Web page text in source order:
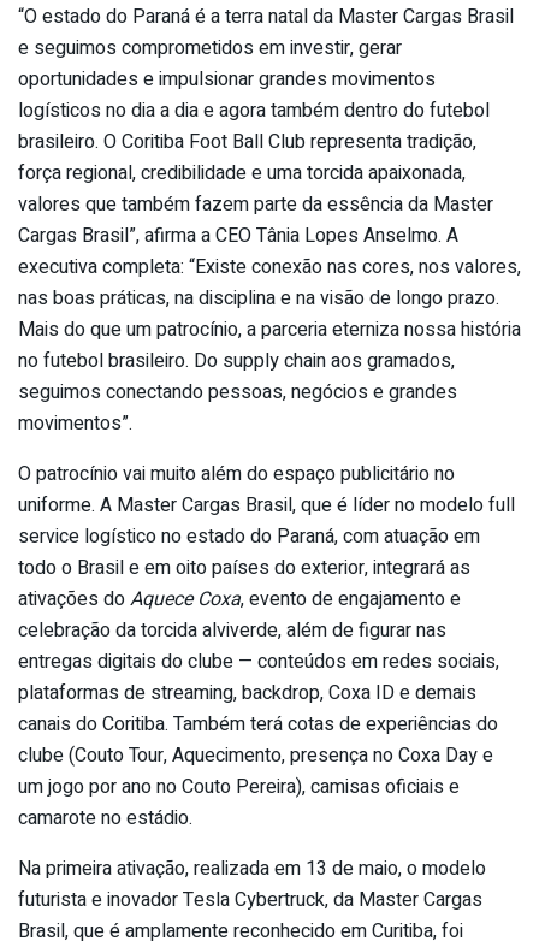
“O estado do Paraná é a terra natal da Master Cargas Brasil
e seguimos comprometidos em investir, gerar
oportunidades e impulsionar grandes movimentos
logísticos no dia a dia e agora também dentro do futebol
brasileiro. O Coritiba Foot Ball Club representa tradição,
força regional, credibilidade e uma torcida apaixonada,
valores que também fazem parte da essência da Master
Cargas Brasil”, afirma a CEO Tânia Lopes Anselmo. A
executiva completa: “Existe conexão nas cores, nos valores,
nas boas práticas, na disciplina e na visão de longo prazo.
Mais do que um patrocínio, a parceria eterniza nossa história
no futebol brasileiro. Do supply chain aos gramados,
seguimos conectando pessoas, negócios e grandes
movimentos”.
O patrocínio vai muito além do espaço publicitário no
uniforme. A Master Cargas Brasil, que é líder no modelo full
service logístico no estado do Paraná, com atuação em
todo o Brasil e em oito países do exterior, integrará as
ativações doAquece Coxa, evento de engajamento e
celebração da torcida alviverde, além de figurar nas
entregas digitais do clube — conteúdos em redes sociais,
plataformas de streaming, backdrop, Coxa ID e demais
canais do Coritiba. Também terá cotas de experiências do
clube (Couto Tour, Aquecimento, presença no Coxa Day e
um jogo por ano no Couto Pereira), camisas oficiais e
camarote no estádio.
Na primeira ativação, realizada em 13 de maio, o modelo
futurista e inovador Tesla Cybertruck, da Master Cargas
Brasil, que é amplamente reconhecido em Curitiba, foi